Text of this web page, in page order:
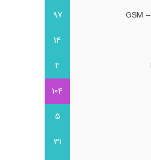
97
14
4
104
5
31